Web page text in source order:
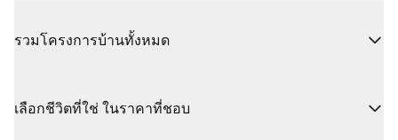
รวมโครงการบ้านทั้งหมด
เลือกชีวิตที่ใช่ ในราคาที่ชอบ